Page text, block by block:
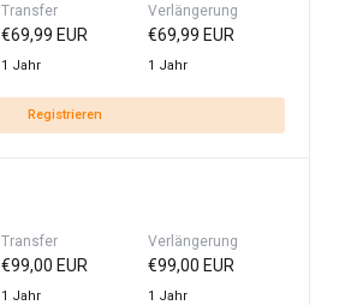
Transfer
€69,99 EUR
1 Jahr
Verlängerung
€69,99 EUR
1 Jahr
Registrieren
Transfer
€99,00 EUR
1 Jahr
Verlängerung
€99,00 EUR
1 Jahr